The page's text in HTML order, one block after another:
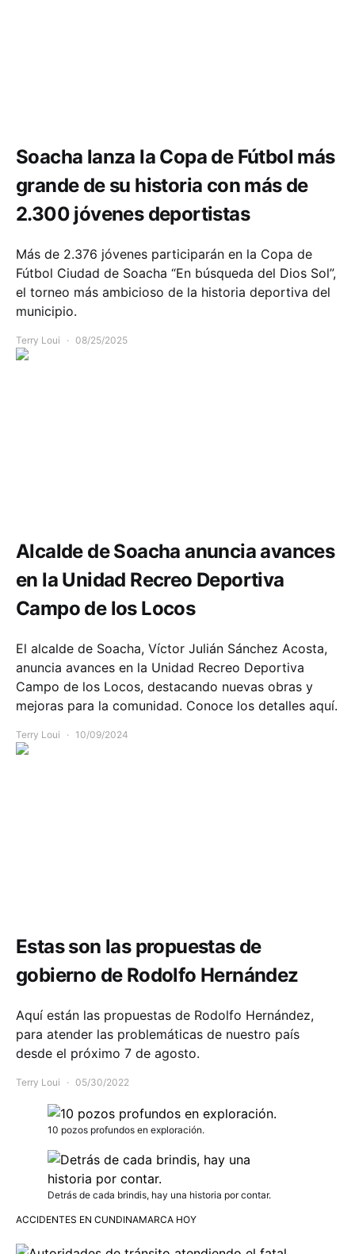
Soacha lanza la Copa de Fútbol más
grande de su historia con más de
2.300 jóvenes deportistas
Más de 2.376 jóvenes participarán en la Copa de
Fútbol Ciudad de Soacha “En búsqueda del Dios Sol”,
el torneo más ambicioso de la historia deportiva del
municipio.
Terry Loui 08/25/2025
Alcalde de Soacha anuncia avances
en la Unidad Recreo Deportiva
Campo de los Locos
El alcalde de Soacha, Víctor Julián Sánchez Acosta,
anuncia avances en la Unidad Recreo Deportiva
Campo de los Locos, destacando nuevas obras y
mejoras para la comunidad. Conoce los detalles aquí.
Terry Loui 10/09/2024
Estas son las propuestas de
gobierno de Rodolfo Hernández
Aquí están las propuestas de Rodolfo Hernández,
para atender las problemáticas de nuestro país
desde el próximo 7 de agosto.
Terry Loui 05/30/2022
10 pozos profundos en exploración.
Detrás de cada brindis, hay una historia por contar.
ACCIDENTES EN CUNDINAMARCA HOY